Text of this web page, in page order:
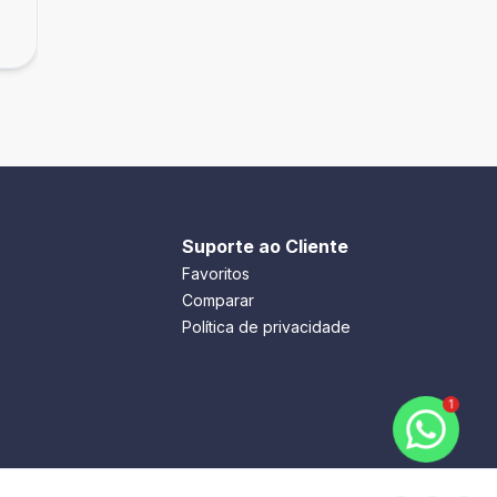
Suporte ao Cliente
Favoritos
Comparar
Política de privacidade
1